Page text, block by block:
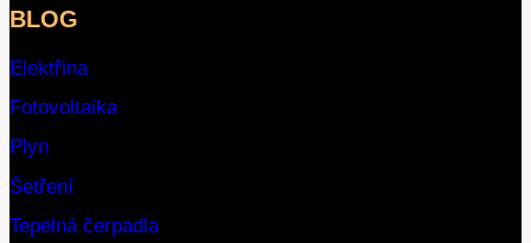
BLOG
Elektřina
Fotovoltaika
Plyn
Šetření
Tepelná čerpadla